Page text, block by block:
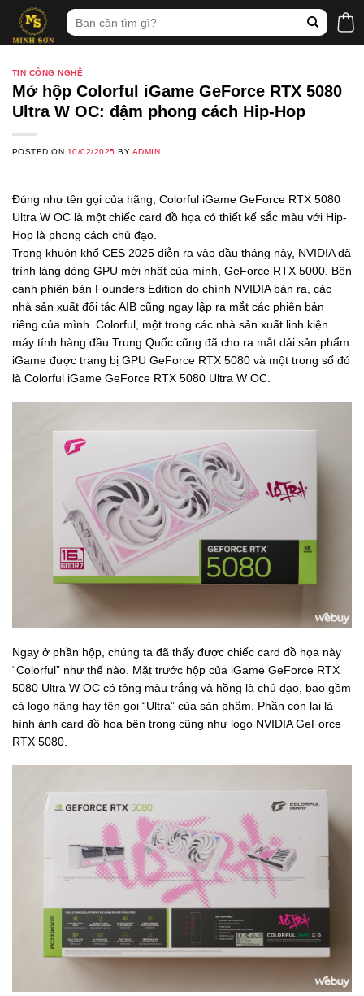
content
Tìm
kiếm:
TIN CÔNG NGHỆ
Mở hộp Colorful iGame GeForce RTX 5080
Ultra W OC: đậm phong cách Hip-Hop
POSTED ON 10/02/2025 BY ADMIN
Đúng như tên gọi của hãng, Colorful iGame GeForce RTX 5080
Ultra W OC là một chiếc card đồ họa có thiết kế sắc màu với Hip-
Hop là phong cách chủ đạo.
Trong khuôn khổ CES 2025 diễn ra vào đầu tháng này, NVIDIA đã
trình làng dòng GPU mới nhất của mình, GeForce RTX 5000. Bên
cạnh phiên bản Founders Edition do chính NVIDIA bán ra, các
nhà sản xuất đối tác AIB cũng ngay lập ra mắt các phiên bản
riêng của mình. Colorful, một trong các nhà sản xuất linh kiện
máy tính hàng đầu Trung Quốc cũng đã cho ra mắt dải sản phẩm
iGame được trang bị GPU GeForce RTX 5080 và một trong số đó
là Colorful iGame GeForce RTX 5080 Ultra W OC.
Ngay ở phần hộp, chúng ta đã thấy được chiếc card đồ họa này
“Colorful” như thế nào. Mặt trước hộp của iGame GeForce RTX
5080 Ultra W OC có tông màu trắng và hồng là chủ đạo, bao gồm
cả logo hãng hay tên gọi “Ultra” của sản phẩm. Phần còn lại là
hình ảnh card đồ họa bên trong cũng như logo NVIDIA GeForce
RTX 5080.